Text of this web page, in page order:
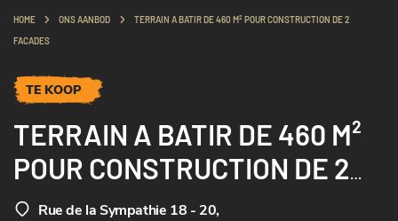
HOME ONS AANBOD
TERRAIN A BATIR DE 460 M² POUR CONSTRUCTION DE 2
FACADES
TE KOOP
TERRAIN A BATIR DE 460 M²
POUR CONSTRUCTION DE 2
FACADES
Rue de la Sympathie 18 - 20,